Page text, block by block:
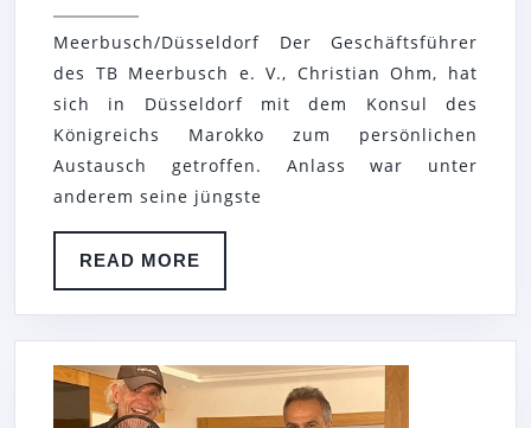
V.:
GESCHÄFTSFÜHRER
CHRISTIAN
OHM
TRIFFT
KONSUL
KÖNIGREICHS
MAROKKO
Meerbusch/Düsseldorf Der Geschäftsführer
des TB Meerbusch e. V., Christian Ohm, hat
sich in Düsseldorf mit dem Konsul des
Königreichs Marokko zum persönlichen
Austausch getroffen. Anlass war unter
anderem seine jüngste
READ MORE
MORE